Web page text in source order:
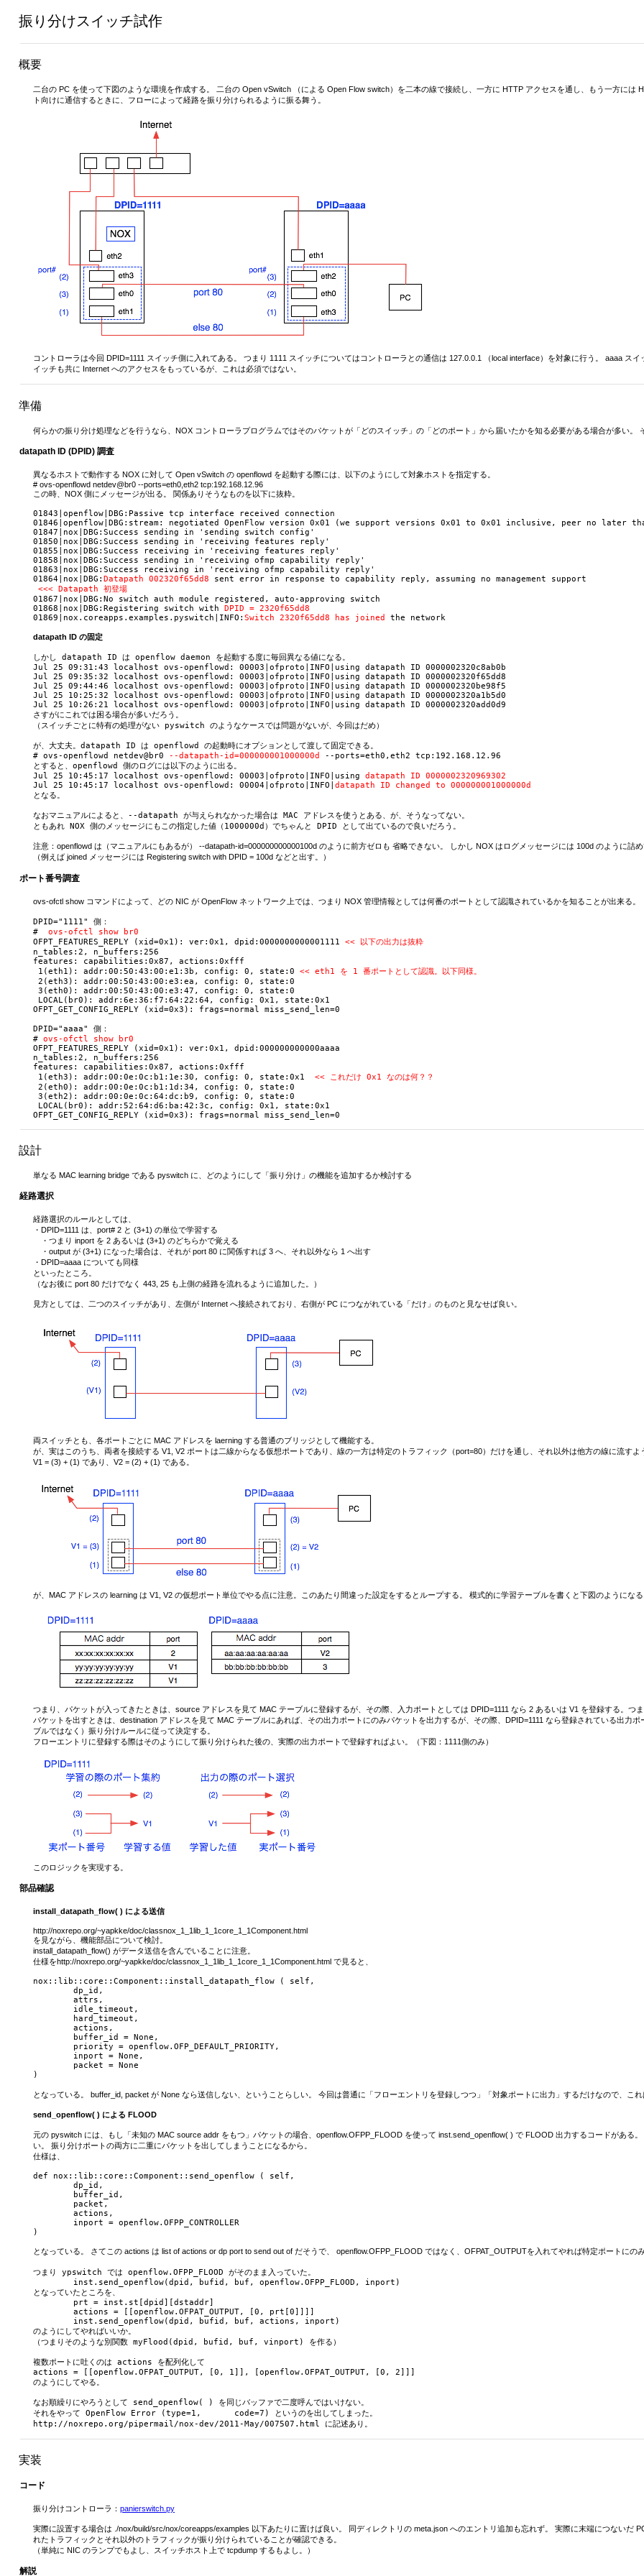
振り分けスイッチ試作
概要
二台の PC を使って下図のような環境を作成する。 二台の Open vSwitch （による Open Flow switch）を二本の線で接続し、一方に HTTP アクセスを通し、もう一方には
ト向けに通信するときに、フローによって経路を振り分けられるように振る舞う。
コントローラは今回 DPID=1111 スイッチ側に入れてある。 つまり 1111 スイッチについてはコントローラとの通信は 127.0.0.1 （local interface）を対象に行う。 aaaa ス
イッチも共に Internet へのアクセスをもっているが、これは必須ではない。
準備
何らかの振り分け処理などを行うなら、NOX コントローラプログラムではそのパケットが「どのスイッチ」の「どのポート」から届いたかを知る必要がある場合が多い。
datapath ID (DPID) 調査
異なるホストで動作する NOX に対して Open vSwitch の openflowd を起動する際には、以下のようにして対象ホストを指定する。
# ovs-openflowd netdev@br0 --ports=eth0,eth2 tcp:192.168.12.96
この時、NOX 側にメッセージが出る。 関係ありそうなものを以下に抜粋。
01843|openflow|DBG:Passive tcp interface received connection
01846|openflow|DBG:stream: negotiated OpenFlow version 0x01 (we support versions 0x01 to 0x01 inclusive, peer no later
01847|nox|DBG:Success sending in 'sending switch config'
01850|nox|DBG:Success sending in 'receiving features reply'
01855|nox|DBG:Success receiving in 'receiving features reply'
01858|nox|DBG:Success sending in 'receiving ofmp capability reply'
01863|nox|DBG:Success receiving in 'receiving ofmp capability reply'
01864|nox|DBG: Datapath 002320f65dd8 sent error in response to capability reply, assuming no management support
<<< Datapath 初登場
01867|nox|DBG:No switch auth module registered, auto-approving switch
01868|nox|DBG:Registering switch with DPID = 2320f65dd8
01869|nox.coreapps.examples.pyswitch|INFO: Switch 2320f65dd8 has joined
datapath ID の固定
しかし datapath ID は openflow daemon を起動する度に毎回異なる値になる。
Jul 25 09:31:43 localhost ovs-openflowd: 00003|ofproto|INFO|using datapath ID 0000002320c8ab0b
Jul 25 09:35:32 localhost ovs-openflowd: 00003|ofproto|INFO|using datapath ID 0000002320f65dd8
Jul 25 09:44:46 localhost ovs-openflowd: 00003|ofproto|INFO|using datapath ID 0000002320be98f5
Jul 25 10:25:32 localhost ovs-openflowd: 00003|ofproto|INFO|using datapath ID 0000002320a1b5d0
Jul 25 10:26:21 localhost ovs-openflowd: 00003|ofproto|INFO|using datapath ID 0000002320add0d9
さすがにこれでは困る場合が多いだろう。
（スイッチごとに特有の処理がない pyswitch のようなケースでは問題がないが、今回はだめ）
が、大丈夫。datapath ID は openflowd の起動時にオプションとして渡して固定できる。
# ovs-openflowd netdev@br0 --datapath-id=000000001000000d
--ports=eth0,eth2 tcp:192.168.12.96
とすると、openflowd 側のログには以下のように出る。
Jul 25 10:45:17 localhost ovs-openflowd: 00003|ofproto|INFO|using datapath ID 0000002320969302
Jul 25 10:45:17 localhost ovs-openflowd: 00004|ofproto|INFO| datapath ID changed to 000000001000000d
となる。
なおマニュアルによると、--datapath が与えられなかった場合は MAC アドレスを使うとある、が、そうなってない。
注意：openflowd は（マニュアルにもあるが） --datapath-id=000000000000100d のように前方ゼロも 省略できない。 しかし NOX はログメッセージには 100d のように詰
（例えば joined メッセージには Registering switch with DPID = 100d などと出す。）
ポート番号調査
ovs-ofctl show コマンドによって、どの NIC が OpenFlow ネットワーク上では、つまり NOX 管理情報としては何番のポートとして認識されているかを知ることが出来る。
DPID="1111" 側：
# ovs-ofctl show br0
OFPT_FEATURES_REPLY (xid=0x1): ver:0x1, dpid:0000000000001111 << 以下の出力は抜粋
n_tables:2, n_buffers:256
features: capabilities:0x87, actions:0xfff
1(eth1): addr:00:50:43:00:e1:3b, config: 0, state:0 << eth1 を 1 番ポートとして認識。以下同様。
2(eth3): addr:00:50:43:00:e3:ea, config: 0, state:0
3(eth0): addr:00:50:43:00:e3:47, config: 0, state:0
LOCAL(br0): addr:6e:36:f7:64:22:64, config: 0x1, state:0x1
OFPT_GET_CONFIG_REPLY (xid=0x3): frags=normal miss_send_len=0
DPID="aaaa" 側：
# ovs-ofctl show br0
OFPT_FEATURES_REPLY (xid=0x1): ver:0x1, dpid:000000000000aaaa
n_tables:2, n_buffers:256
features: capabilities:0x87, actions:0xfff
1(eth3): addr:00:0e:0c:b1:1e:30, config: 0, state:0x1 << これだけ 0x1 なのは何？？
2(eth0): addr:00:0e:0c:b1:1d:34, config: 0, state:0
3(eth2): addr:00:0e:0c:64:dc:b9, config: 0, state:0
LOCAL(br0): addr:52:64:d6:ba:42:3c, config: 0x1, state:0x1
設計
単なる MAC learning bridge である pyswitch に、どのようにして「振り分け」の機能を追加するか検討する
経路選択
経路選択のルールとしては、
・DPID=1111 は、port# 2 と (3+1) の単位で学習する
・つまり inport を 2 あるいは (3+1) のどちらかで覚える
・output が (3+1) になった場合は、それが port 80 に関係すれば 3 へ、それ以外なら 1 へ出す
・DPID=aaaa についても同様
といったところ。
（なお後に port 80 だけでなく 443, 25 も上側の経路を流れるように追加した。）
見方としては、二つのスイッチがあり、左側が Internet へ接続されており、右側が PC につながれている「だけ」のものと見なせば良い。
両スイッチとも、各ポートごとに MAC アドレスを laerning する普通のブリッジとして機能する。
が、実はこのうち、両者を接続する V1, V2 ポートは二線からなる仮想ポートであり、線の一方は特定のトラフィック（port=80）だけを通し、それ以外は他方の線に流すよ
V1 = (3) + (1) であり、V2 = (2) + (1) である。
が、MAC アドレスの learning は V1, V2 の仮想ポート単位でやる点に注意。このあたり間違った設定をするとループする。 模式的に学習テーブルを書くと下図のようになる
つまり、パケットが入ってきたときは、source アドレスを見て MAC テーブルに登録するが、その際、入力ポートとしては DPID=1111 なら 2 あるいは V1 を登録する。つ
パケットを出すときは、destination アドレスを見て MAC テーブルにあれば、その出力ポートにのみパケットを出力するが、その際、DPID=1111 なら登録されている出力
ブルではなく）振り分けルールに従って決定する。
フローエントリに登録する際はそのようにして振り分けられた後の、実際の出力ポートで登録すればよい。（下図：1111側のみ）
このロジックを実現する。
部品確認
install_datapath_flow( ) による送信
http://noxrepo.org/~yapkke/doc/classnox_1_1lib_1_1core_1_1Component.html
を見ながら、機能部品について検討。
install_datapath_flow() がデータ送信を含んでいることに注意。
仕様をhttp://noxrepo.org/~yapkke/doc/classnox_1_1lib_1_1core_1_1Component.html で見ると、
nox::lib::core::Component::install_datapath_flow ( self,
となっている。 buffer_id, packet が None なら送信しない、ということらしい。 今回は普通に「フローエントリを登録しつつ」「対象ポートに出力」するだけなので、これ
send_openflow( ) による FLOOD
元の pyswitch には、もし「未知の MAC source addr をもつ」パケットの場合、openflow.OFPP_FLOOD を使って inst.send_openflow( ) で FLOOD 出力するコードがある
い。 振り分けポートの両方に二重にパケットを出してしまうことになるから。
仕様は、
def nox::lib::core::Component::send_openflow ( self,
となっている。 さてこの actions は list of actions or dp port to send out of だそうで、 openflow.OFPP_FLOOD ではなく、OFPAT_OUTPUTを入れてやれば特定ポートにの
つまり ypswitch では openflow.OFPP_FLOOD がそのまま入っていた。
となっていたところを、
のようにしてやればいいか。
（つまりそのような別関数 myFlood(dpid, bufid, buf, vinport) を作る）
複数ポートに吐くのは actions を配列化して
actions = [[openflow.OFPAT_OUTPUT, [0, 1]], [openflow.OFPAT_OUTPUT, [0, 2]]]
のようにしてやる。
なお順繰りにやろうとして send_openflow( ) を同じバッファで二度呼んではいけない。
それをやって OpenFlow Error (type=1,	code=7) というのを出してしまった。
実装
コード
振り分けコントローラ： panierswitch.py
実際に設置する場合は ./nox/build/src/nox/coreapps/examples 以下あたりに置けば良い。 同ディレクトリの meta.json へのエントリ追加も忘れず。 実際に末端につないだ
れたトラフィックとそれ以外のトラフィックが振り分けられていることが確認できる。
（単純に NIC のランプでもよし、スイッチホスト上で tcpdump するもよし。）
解説